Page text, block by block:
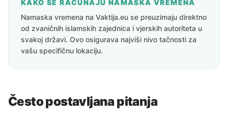
KAKO SE RAČUNAJU NAMASKA VREMENA
Namaska vremena na Vaktija.eu se preuzimaju direktno
od zvaničnih islamskih zajednica i vjerskih autoriteta u
svakoj državi. Ovo osigurava najviši nivo tačnosti za
vašu specifičnu lokaciju.
Često postavljana pitanja